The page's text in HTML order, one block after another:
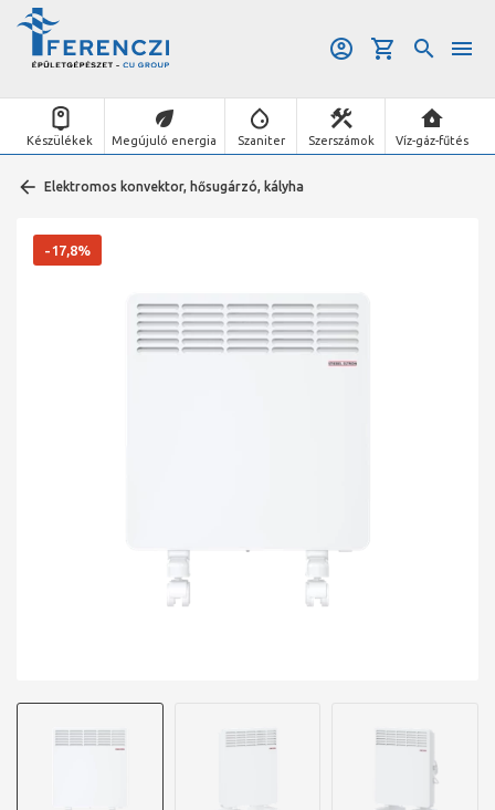
Készülékek Megújuló energia Szaniter Szerszámok Víz-gáz-fűtés
Elektromos konvektor, hősugárzó, kályha
-17,8%